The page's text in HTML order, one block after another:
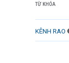
TỪ KHÓA
KÊNH RAO